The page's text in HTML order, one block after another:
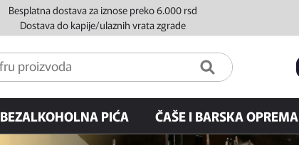
Besplatna dostava za iznose preko 6.000 rsd
Dostava do kapije/ulaznih vrata zgrade
BEZALKOHOLNA PIĆA ČAŠE I BARSKA OPREMA